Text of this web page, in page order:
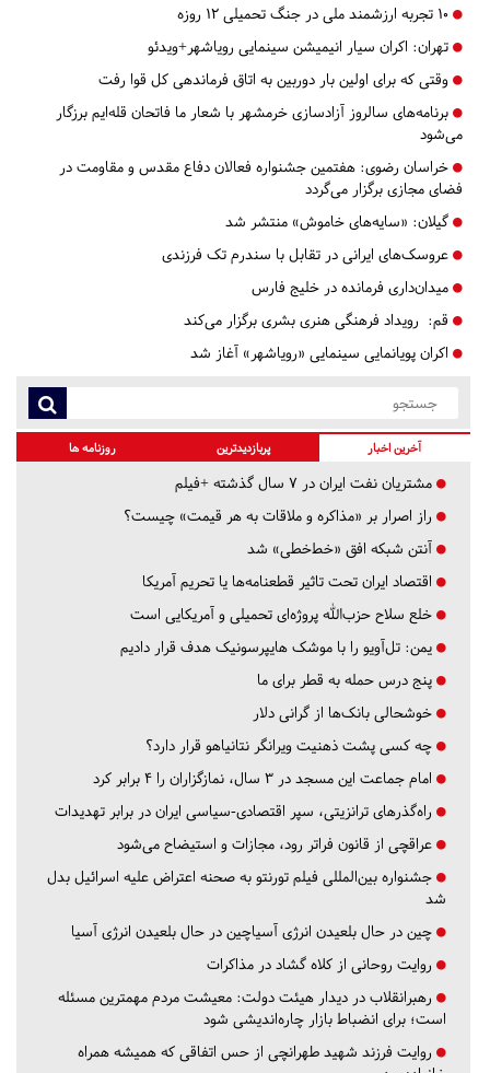
۱۰ تجربه ارزشمند ملی در جنگ تحمیلی ۱۲ روزه
تهران: اکران سیار انیمیشن سینمایی رویاشهر+ویدئو
وقتی که برای اولین بار دوربین به اتاق فرماندهی کل قوا رفت
برنامه‌های سالروز آزادسازی خرمشهر با شعار ما فاتحان قله‌ایم برزگار
می‌شود
خراسان رضوی: هفتمین جشنواره فعالان دفاع مقدس و مقاومت در
فضای مجازی برگزار می‌گردد
گیلان: «سایه‌های خاموش» منتشر شد
عروسک‌های ایرانی در تقابل با سندرم تک فرزندی
میدان‌داری فرمانده در خلیج فارس
قم: رویداد فرهنگی هنری بشری برگزار می‌کند
اکران پویانمایی سینمایی «رویاشهر» آغاز شد
آخرین اخبار پربازدیدترین روزنامه ها
مشتریان نفت ایران در ۷ سال گذشته +فیلم
راز اصرار بر «مذاکره و ملاقات به هر قیمت» چیست؟
آنتن شبکه افق «خط‌خطی» شد
اقتصاد ایران تحت تاثیر قطعنامه‌ها یا تحریم‌ آمریکا
خلع سلاح حزب‌الله پروژه‌ای تحمیلی و آمریکایی است
یمن: تل‌آویو را با موشک هایپرسونیک هدف قرار دادیم
پنج درس‌ حمله به قطر برای ما
خوشحالی بانک‌ها از گرانی دلار
چه کسی پشت ذهنیت ویرانگر نتانیاهو قرار دارد؟
امام جماعت این مسجد در ۳ سال، نمازگزاران را ۴ برابر کرد
راه‌گذرهای ترانزیتی، سپر اقتصادی-سیاسی ایران در برابر تهدیدات
عراقچی از قانون فراتر رود، مجازات و استیضاح می‌شود
جشنواره بین‌المللی فیلم تورنتو به صحنه اعتراض علیه اسرائیل بدل
شد
چین در حال بلعیدن انرژی آسیاچین در حال بلعیدن انرژی آسیا
روایت روحانی از کلاه گشاد در مذاکرات
رهبرانقلاب در دیدار هیئت دولت: معیشت مردم مهمترین مسئله
است؛ برای انضباط بازار چاره‌اندیشی شود
روایت فرزند شهید طهرانچی از حس اتفاقی که همیشه همراه